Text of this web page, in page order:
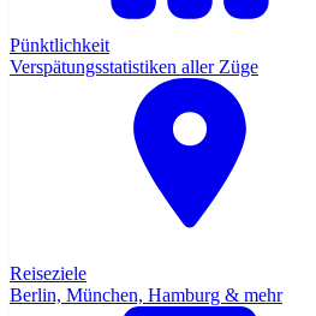
Pünktlichkeit
Verspätungsstatistiken aller Züge
Reiseziele
Berlin, München, Hamburg & mehr